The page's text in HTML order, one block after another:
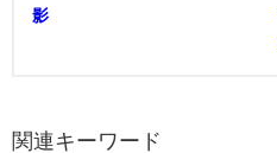
影
関連キーワード